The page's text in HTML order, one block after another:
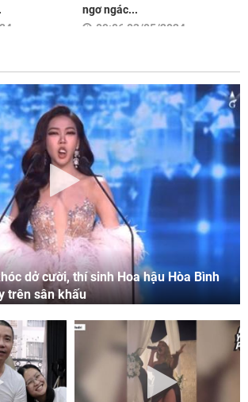
ngơ ngác...
09:06 03/05/2024
dở cười, thí sinh Hoa hậu Hòa Bình
trên sân khấu